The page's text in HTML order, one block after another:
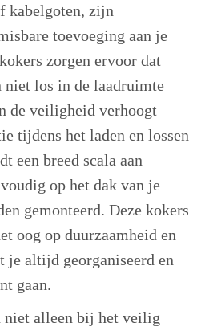
kabelgoten, zijn
toevoeging aan je
zorgen ervoor dat
los in de laadruimte
de veiligheid verhoogt
tijdens het laden en lossen
een breed scala aan
op het dak van je
gemonteerd. Deze kokers
oog op duurzaamheid en
je altijd georganiseerd en
gaan.
niet alleen bij het veilig